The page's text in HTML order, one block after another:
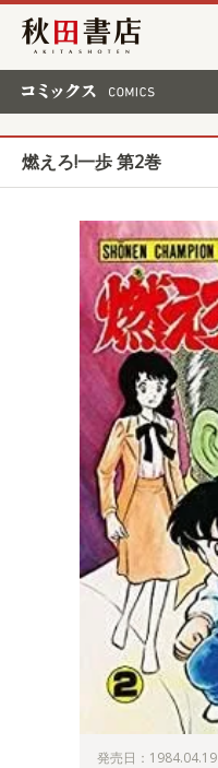
秋田書店
燃えろ!一歩 第2巻
発売日：1984.04.19